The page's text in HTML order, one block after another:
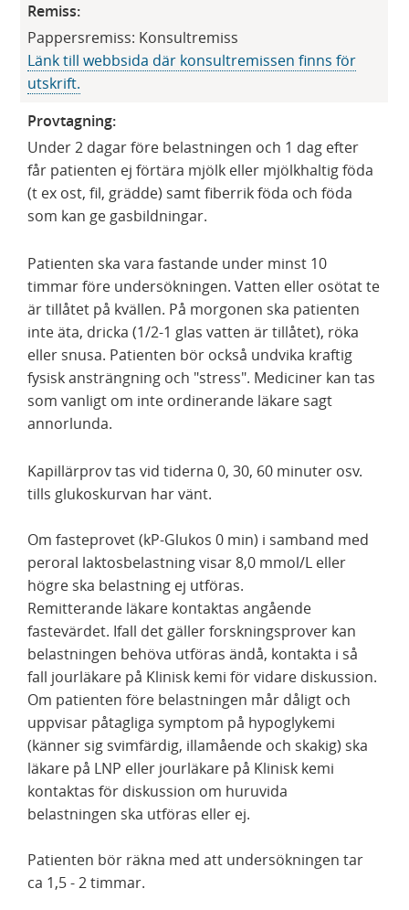
Remiss:
Pappersremiss: Konsultremiss
Länk till webbsida där konsultremissen finns för
utskrift.
Provtagning:
Under 2 dagar före belastningen och 1 dag efter
får patienten ej förtära mjölk eller mjölkhaltig föda
(t ex ost, fil, grädde) samt fiberrik föda och föda
som kan ge gasbildningar.
Patienten ska vara fastande under minst 10
timmar före undersökningen. Vatten eller osötat te
är tillåtet på kvällen. På morgonen ska patienten
inte äta, dricka (1/2-1 glas vatten är tillåtet), röka
eller snusa. Patienten bör också undvika kraftig
fysisk ansträngning och "stress". Mediciner kan tas
som vanligt om inte ordinerande läkare sagt
annorlunda.
Kapillärprov tas vid tiderna 0, 30, 60 minuter osv.
tills glukoskurvan har vänt.
Om fasteprovet (kP-Glukos 0 min) i samband med
peroral laktosbelastning visar 8,0 mmol/L eller
högre ska belastning ej utföras.
Remitterande läkare kontaktas angående
fastevärdet. Ifall det gäller forskningsprover kan
belastningen behöva utföras ändå, kontakta i så
fall jourläkare på Klinisk kemi för vidare diskussion.
Om patienten före belastningen mår dåligt och
uppvisar påtagliga symptom på hypoglykemi
(känner sig svimfärdig, illamående och skakig) ska
läkare på LNP eller jourläkare på Klinisk kemi
kontaktas för diskussion om huruvida
belastningen ska utföras eller ej.
Patienten bör räkna med att undersökningen tar
ca 1,5 - 2 timmar.